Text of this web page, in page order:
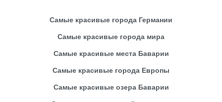
Самые красивые города Германии
Самые красивые города мира
Самые красивые места Баварии
Самые красивые города Европы
Самые красивые озера Баварии